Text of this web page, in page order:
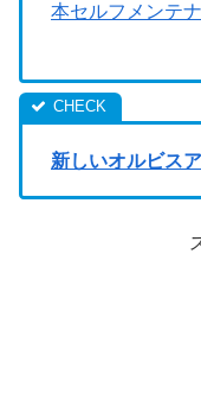
本セルフメンテ
新しいオルビス